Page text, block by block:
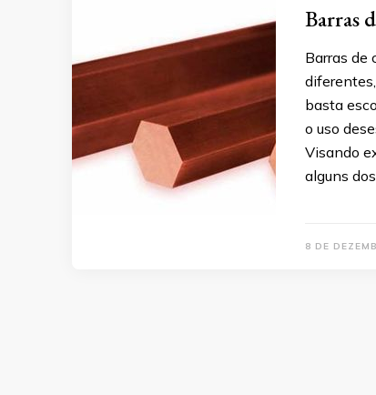
Barras
Barras de
basta
o uso
Visando
alguns
8 DE